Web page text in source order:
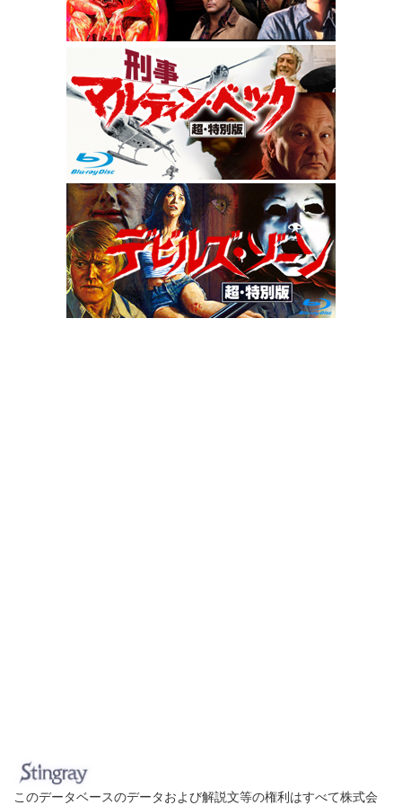
このデータベースのデータおよび解説文等の権利はすべて株式会